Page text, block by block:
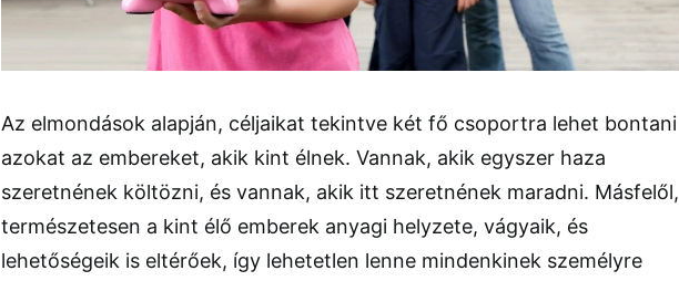
Az elmondások alapján, céljaikat tekintve két fő csoportra lehet bontani
azokat az embereket, akik kint élnek. Vannak, akik egyszer haza
szeretnének költözni, és vannak, akik itt szeretnének maradni. Másfelől,
természetesen a kint élő emberek anyagi helyzete, vágyaik, és
lehetőségeik is eltérőek, így lehetetlen lenne mindenkinek személyre